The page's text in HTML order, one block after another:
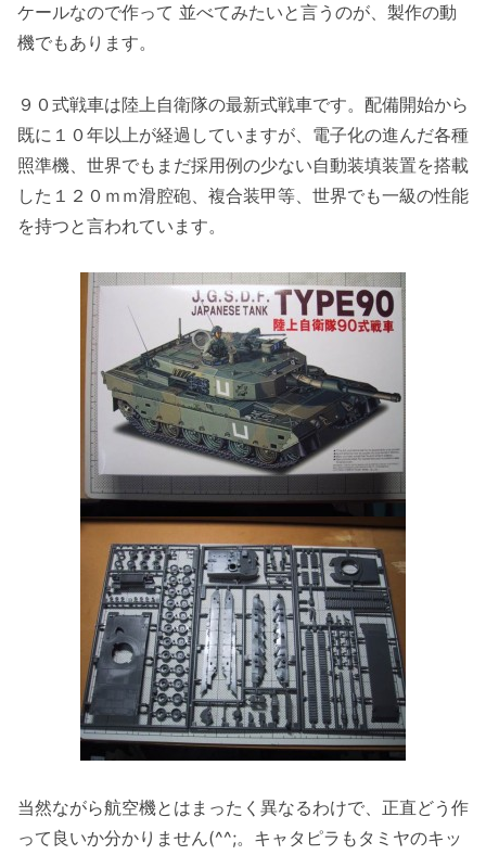
ケールなので作って 並べてみたいと言うのが、製作の動
機でもあります。
９０式戦車は陸上自衛隊の最新式戦車です。配備開始から
既に１０年以上が経過していますが、電子化の進んだ各種
照準機、世界でもまだ採用例の少ない自動装填装置を搭載
した１２０ｍｍ滑腔砲、複合装甲等、世界でも一級の性能
を持つと言われています。
当然ながら航空機とはまったく異なるわけで、正直どう作
って良いか分かりません(^^;。キャタピラもタミヤのキッ